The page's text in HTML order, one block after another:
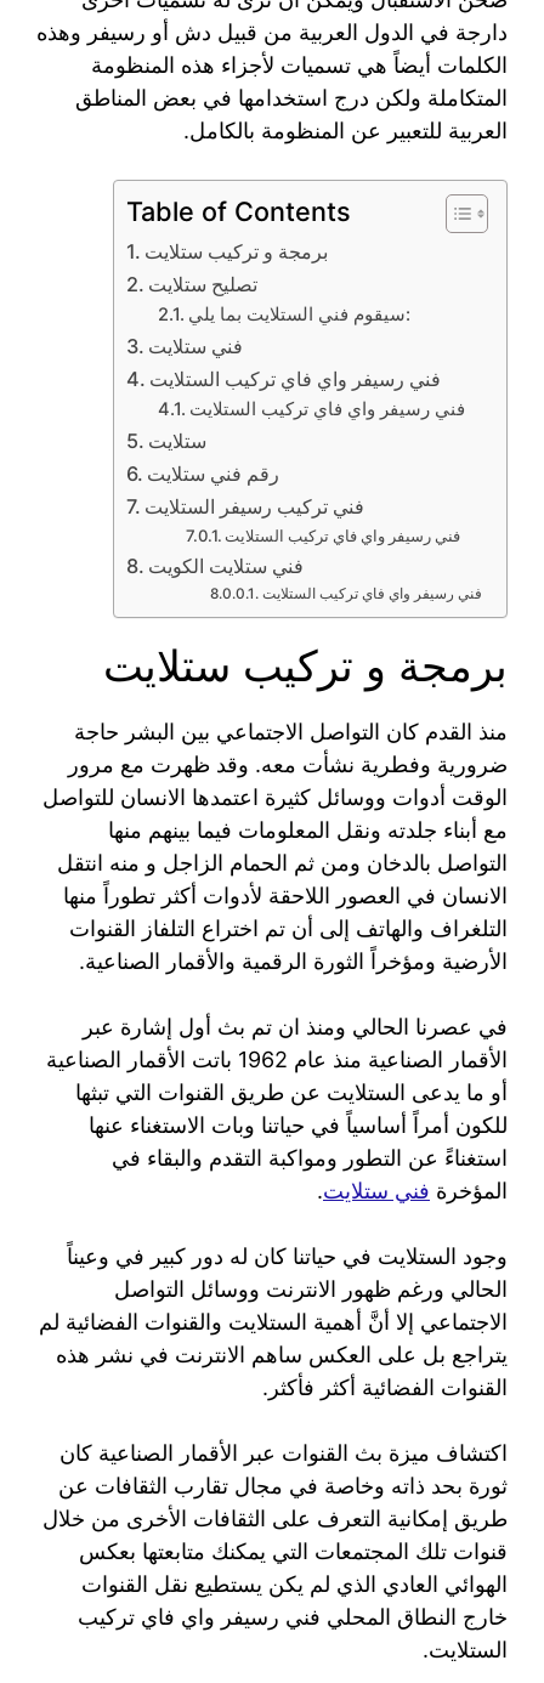
دارجة في الدول العربية من قبيل دش أو رسيفر وهذه
الكلمات أيضاً هي تسميات لأجزاء هذه المنظومة
المتكاملة ولكن درج استخدامها في بعض المناطق
العربية للتعبير عن المنظومة بالكامل.
Table of Contents
برمجة و تركيب ستلايت
تصليح ستلايت
سيقوم فني الستلايت بما يلي:
فني ستلايت
فني رسيفر واي فاي تركيب الستلايت
فني رسيفر واي فاي تركيب الستلايت
ستلايت
رقم فني ستلايت
فني تركيب رسيفر الستلايت
فني رسيفر واي فاي تركيب الستلايت
فني ستلايت الكويت
فني رسيفر واي فاي تركيب الستلايت
برمجة و تركيب ستلايت
منذ القدم كان التواصل الاجتماعي بين البشر حاجة
ضرورية وفطرية نشأت معه. وقد ظهرت مع مرور
الوقت أدوات ووسائل كثيرة اعتمدها الانسان للتواصل
مع أبناء جلدته ونقل المعلومات فيما بينهم منها
التواصل بالدخان ومن ثم الحمام الزاجل و منه انتقل
الانسان في العصور اللاحقة لأدوات أكثر تطوراً منها
التلغراف والهاتف إلى أن تم اختراع التلفاز القنوات
الأرضية ومؤخراً الثورة الرقمية والأقمار الصناعية.
في عصرنا الحالي ومنذ ان تم بث أول إشارة عبر
الأقمار الصناعية منذ عام 1962 باتت الأقمار الصناعية
أو ما يدعى الستلايت عن طريق القنوات التي تبثها
للكون أمراً أساسياً في حياتنا وبات الاستغناء عنها
استغناءً عن التطور ومواكبة التقدم والبقاء في
المؤخرة فني ستلايت.
وجود الستلايت في حياتنا كان له دور كبير في وعيناً
الحالي ورغم ظهور الانترنت ووسائل التواصل
الاجتماعي إلا أنَّ أهمية الستلايت والقنوات الفضائية لم
يتراجع بل على العكس ساهم الانترنت في نشر هذه
القنوات الفضائية أكثر فأكثر.
اكتشاف ميزة بث القنوات عبر الأقمار الصناعية كان
ثورة بحد ذاته وخاصة في مجال تقارب الثقافات عن
طريق إمكانية التعرف على الثقافات الأخرى من خلال
قنوات تلك المجتمعات التي يمكنك متابعتها بعكس
الهوائي العادي الذي لم يكن يستطيع نقل القنوات
خارج النطاق المحلي فني رسيفر واي فاي تركيب
الستلايت.